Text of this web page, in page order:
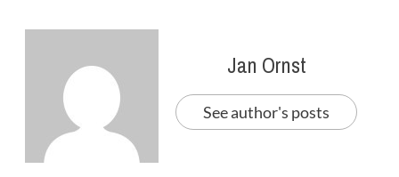
Jan Ornst
See author's posts